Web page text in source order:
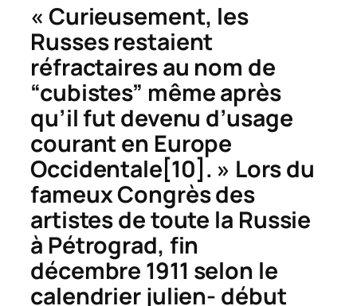
« Curieusement, les
Russes restaient
réfractaires au nom de
“cubistes” même après
qu’il fut devenu d’usage
courant en Europe
Occidentale[10]. » Lors du
fameux Congrès des
artistes de toute la Russie
à Pétrograd, fin
décembre 1911 selon le
calendrier julien- début